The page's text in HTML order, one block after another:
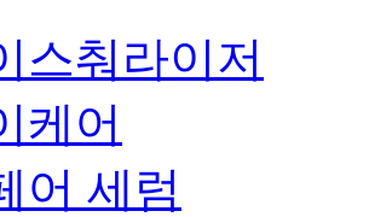
스춰라이저
케어
어 세럼